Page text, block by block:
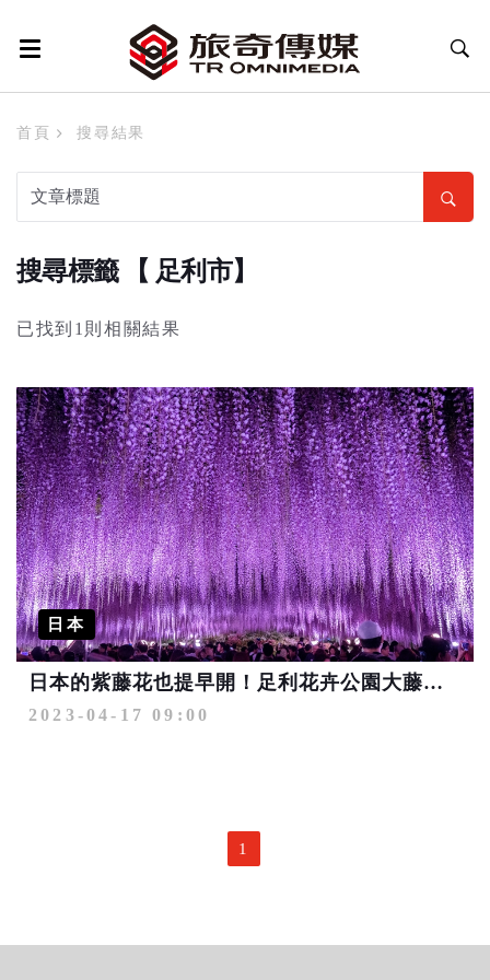
首頁 搜尋結果
搜尋標籤 【 足利市】
已找到1則相關結果
日本
日本的紫藤花也提早開！足利花卉公園大藤節現正熱鬧
2023-04-17 09:00
1